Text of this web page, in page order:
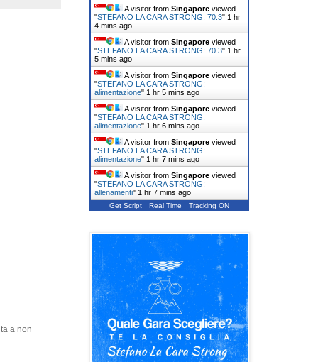
a non
A visitor from Singapore viewed
"STEFANO LA CARA STRONG: 70.3" 1 hr
4 mins ago
A visitor from Singapore viewed
"STEFANO LA CARA STRONG: 70.3" 1 hr
5 mins ago
A visitor from Singapore viewed
"STEFANO LA CARA STRONG:
alimentazione" 1 hr 5 mins ago
A visitor from Singapore viewed
"STEFANO LA CARA STRONG:
alimentazione" 1 hr 6 mins ago
A visitor from Singapore viewed
"STEFANO LA CARA STRONG:
alimentazione" 1 hr 7 mins ago
A visitor from Singapore viewed
"STEFANO LA CARA STRONG:
allenamenti" 1 hr 7 mins ago
Get Script Real Time Tracking ON